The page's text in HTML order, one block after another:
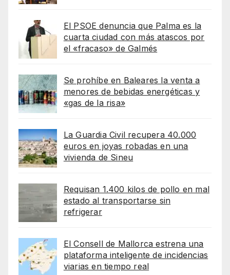
El PSOE denuncia que Palma es la
cuarta ciudad con más atascos por
el «fracaso» de Galmés
Se prohíbe en Baleares la venta a
menores de bebidas energéticas y
«gas de la risa»
La Guardia Civil recupera 40.000
euros en joyas robadas en una
vivienda de Sineu
Requisan 1.400 kilos de pollo en mal
estado al transportarse sin
refrigerar
El Consell de Mallorca estrena una
plataforma inteligente de incidencias
viarias en tiempo real